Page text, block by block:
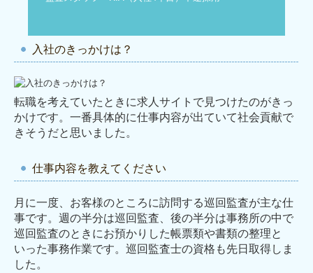
入社のきっかけは？
転職を考えていたときに求人サイトで見つけたのがきっ
かけです。一番具体的に仕事内容が出ていて社会貢献で
きそうだと思いました。
仕事内容を教えてください
月に一度、お客様のところに訪問する巡回監査が主な仕
事です。週の半分は巡回監査、後の半分は事務所の中で
巡回監査のときにお預かりした帳票類や書類の整理と
いった事務作業です。巡回監査士の資格も先日取得しま
した。